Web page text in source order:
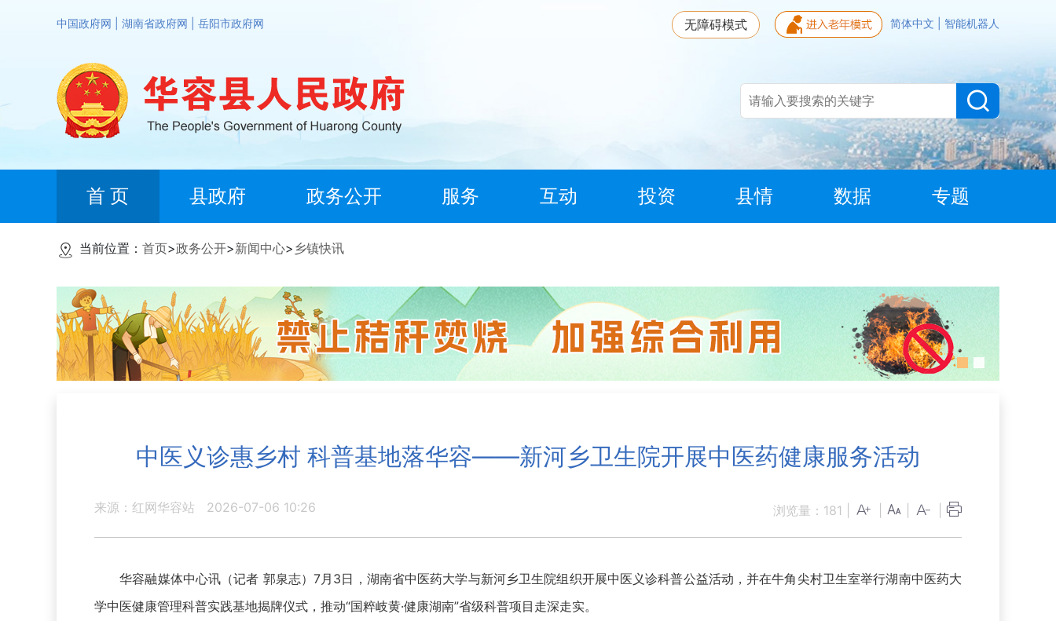
中国政府网 湖南省政府网 岳阳市政府网 简体中文 智能机器人
无障碍模式
首 页 县政府 政务公开 服务 互动 投资 县情 数据 专题
当前位置： 首页>政务公开>新闻中心> 乡镇快讯
中医义诊惠乡村 科普基地落华容——新河乡卫生院开展中医药健康服务活动
来源：红网华容站 2026-07-06 10:26 浏览量： 181
华容融媒体中心讯（记者 郭泉志）7月3日，湖南省中医药大学与新河乡卫生院组织开展中医义诊科普公益活动，并在牛角尖村卫生室举行湖南中医药大
学中医健康管理科普实践基地揭牌仪式，推动“国粹岐黄·健康湖南”省级科普项目走深走实。